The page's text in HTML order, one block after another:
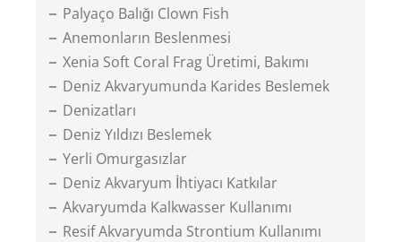
Palyaço Balığı Clown Fish
Anemonların Beslenmesi
Xenia Soft Coral Frag Üretimi, Bakımı
Deniz Akvaryumunda Karides Beslemek
Denizatları
Deniz Yıldızı Beslemek
Yerli Omurgasızlar
Deniz Akvaryum İhtiyacı Katkılar
Akvaryumda Kalkwasser Kullanımı
Resif Akvaryumda Strontium Kullanımı